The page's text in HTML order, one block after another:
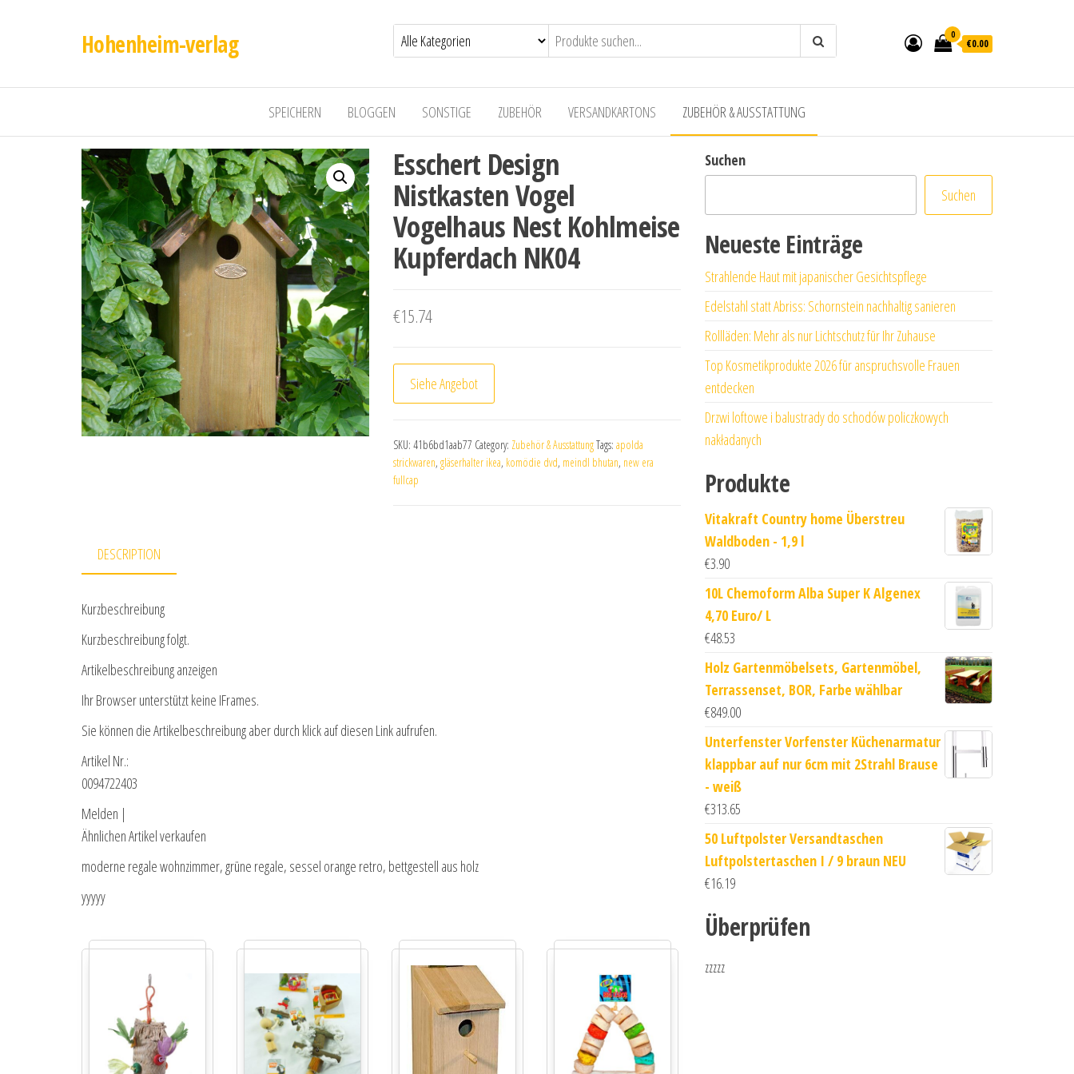
Hohenheim-verlag 0
€0.00
SPEICHERN BLOGGEN SONSTIGE ZUBEHÖR VERSANDKARTONS ZUBEHÖR & AUSSTATTUNG
Esschert Design
Nistkasten Vogel
Vogelhaus Nest Kohlmeise
Kupferdach NK04
€15.74
Siehe Angebot
SKU: 41b6bd1aab77 Category: Zubehör & AusstattungTags: apolda
strickwaren, gläserhalter ikea, komödie dvd, meindl bhutan, new era
fullcap
DESCRIPTION
Kurzbeschreibung
Kurzbeschreibung folgt.
Artikelbeschreibung anzeigen
Ihr Browser unterstützt keine IFrames.
Sie können die Artikelbeschreibung aber durch klick auf diesen Link aufrufen.
Artikel Nr.:
0094722403
Melden |
Ähnlichen Artikel verkaufen
moderne regale wohnzimmer, grüne regale, sessel orange retro, bettgestell aus holz
yyyyy
Suchen
Suchen
Neueste Einträge
Strahlende Haut mit japanischer Gesichtspflege
Edelstahl statt Abriss: Schornstein nachhaltig sanieren
Rollläden: Mehr als nur Lichtschutz für Ihr Zuhause
Top Kosmetikprodukte 2026 für anspruchsvolle Frauen
entdecken
Drzwi loftowe i balustrady do schodów policzkowych
nakładanych
Produkte
Vitakraft Country home Überstreu
Waldboden - 1,9 l
€3.90
10L Chemoform Alba Super K Algenex
4,70 Euro/ L
€48.53
Holz Gartenmöbelsets, Gartenmöbel,
Terrassenset, BOR, Farbe wählbar
€849.00
Unterfenster Vorfenster Küchenarmatur
klappbar auf nur 6cm mit 2Strahl Brause
- weiß
€313.65
50 Luftpolster Versandtaschen
Luftpolstertaschen I / 9 braun NEU
€16.19
Überprüfen
zzzzz